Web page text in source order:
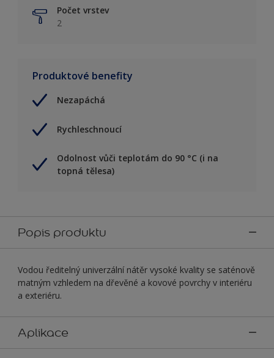
Počet vrstev
2
Produktové benefity
Nezapáchá
Rychleschnoucí
Odolnost vůči teplotám do 90 °C (i na
topná tělesa)
Popis produktu
Vodou ředitelný univerzální nátěr vysoké kvality se saténově
matným vzhledem na dřevěné a kovové povrchy v interiéru
a exteriéru.
Aplikace